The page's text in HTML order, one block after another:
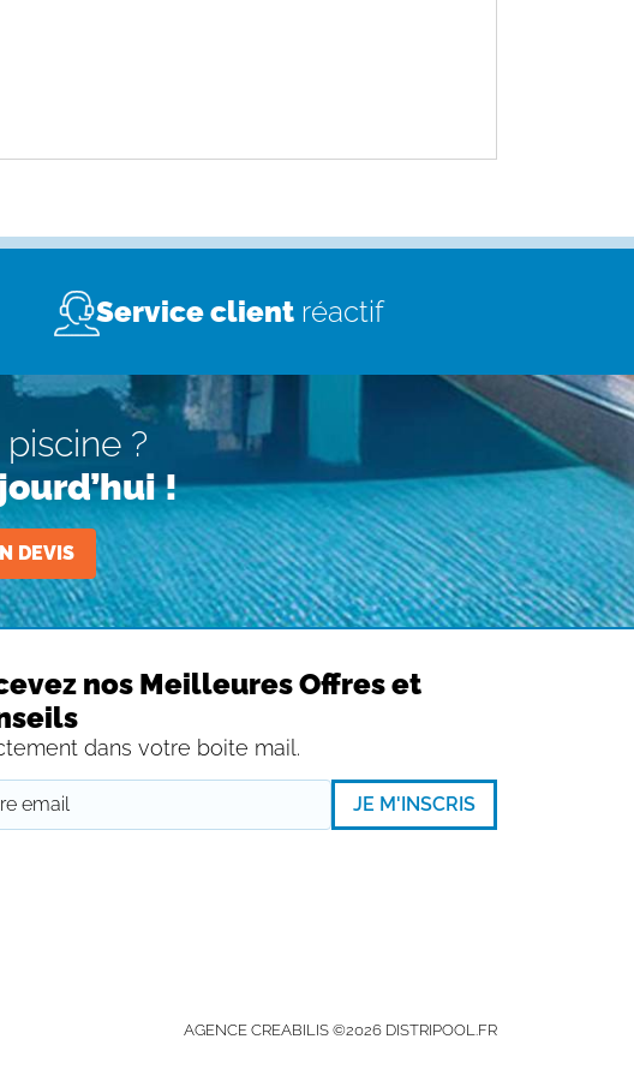
Service client réactif
?
!
DEVIS
nos Meilleures Offres et
dans votre boite mail.
JE M'INSCRIS
AGENCE CREABILIS ©2026 DISTRIPOOL.FR